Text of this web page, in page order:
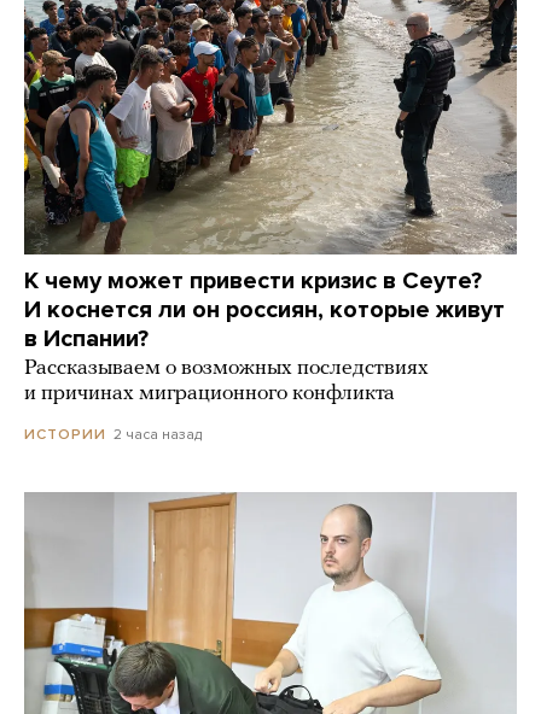
К чему может привести кризис в Сеуте?
И коснется ли он россиян, которые живут
в Испании?
Рассказываем о возможных последствиях
и причинах миграционного конфликта
ИСТОРИИ 2 часа назад